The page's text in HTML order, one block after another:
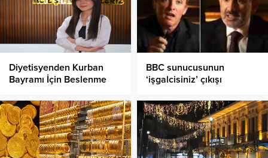
Diyetisyenden Kurban
Bayramı İçin Beslenme
BBC sunucusunun
‘işgalcisiniz’ çıkışı
yapacağını şaşırdı!